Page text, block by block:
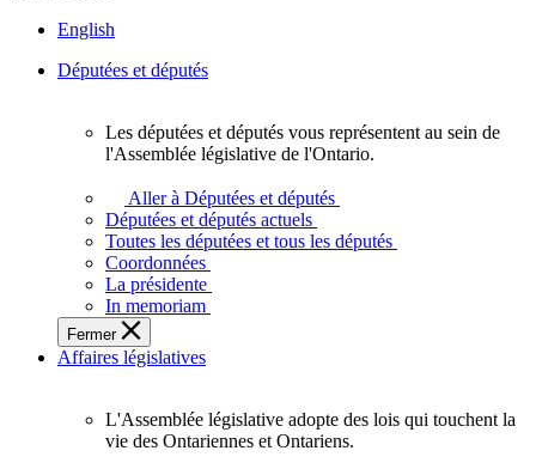
English
Députées et députés
députés
vous
représentent
sein
de
l'Assemblée
législative
l'Ontario.
Les députées et députés vous représentent au sein de
l'Assemblée législative de l'Ontario.
Aller à Députées et députés
Députées et députés actuels
Toutes les députées et tous les députés
Coordonnées
La présidente
In memoriam
Fermer
Affaires législatives
L'Assemblée
L'Assemblée législative adopte des lois qui touchent la
vie des Ontariennes et Ontariens.